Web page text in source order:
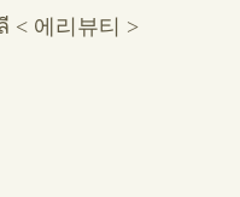
< 에리뷰티 >